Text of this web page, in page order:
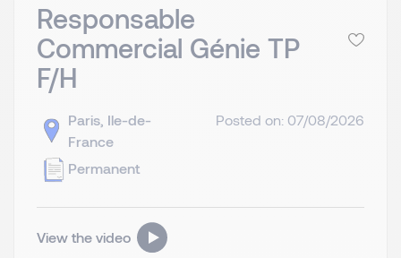
Responsable
Commercial Génie TP
F/H
Paris, Ile-de-
France
Permanent
Posted on: 07/08/2026
View the video